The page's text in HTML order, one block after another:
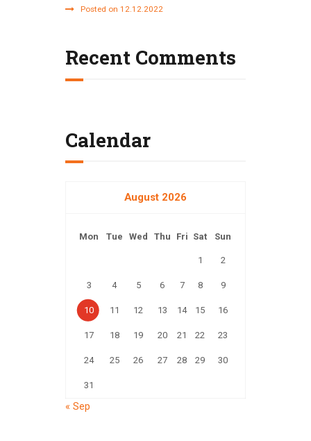
Posted on 12.12.2022
Recent Comments
Calendar
August 2026
Mon Tue Wed Thu Fri Sat Sun
1 2
3 4 5 6 7 8 9
10 11 12 13 14 15 16
17 18 19 20 21 22 23
24 25 26 27 28 29 30
31
« Sep